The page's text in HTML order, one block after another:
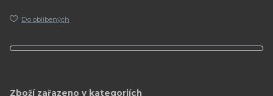
Do oblíbených
Zboží zařazeno v kategoriích